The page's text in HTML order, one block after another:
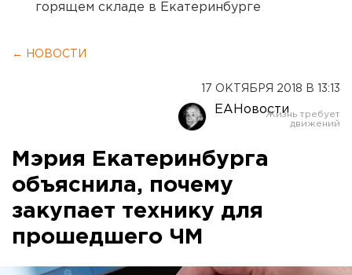
горящем складе в Екатеринбурге
← НОВОСТИ
17 ОКТЯБРЯ 2018 В 13:13
ЕАНовости
Мэрия Екатеринбурга
объяснила, почему
закупает технику для
прошедшего ЧМ